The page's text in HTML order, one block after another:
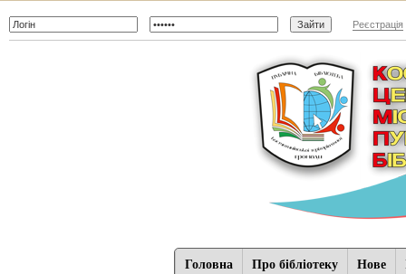
Реєстрація
Головна Про бібліотеку Нове